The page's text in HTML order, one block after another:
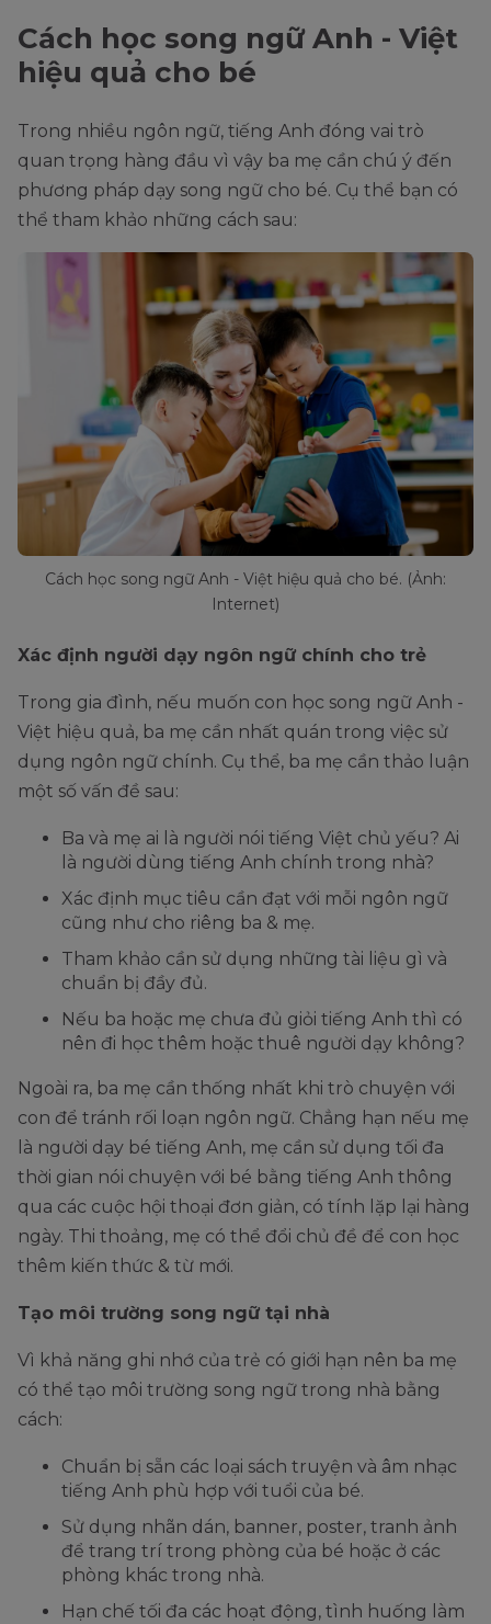
Cách học song ngữ Anh - Việt
hiệu quả cho bé
Trong nhiều ngôn ngữ, tiếng Anh đóng vai trò
quan trọng hàng đầu vì vậy ba mẹ cần chú ý đến
phương pháp dạy song ngữ cho bé. Cụ thể bạn có
thể tham khảo những cách sau:
Cách học song ngữ Anh - Việt hiệu quả cho bé. (Ảnh:
Internet)
Xác định người dạy ngôn ngữ chính cho trẻ
Trong gia đình, nếu muốn con học song ngữ Anh -
Việt hiệu quả, ba mẹ cần nhất quán trong việc sử
dụng ngôn ngữ chính. Cụ thể, ba mẹ cần thảo luận
một số vấn đề sau:
Ba và mẹ ai là người nói tiếng Việt chủ yếu? Ai
là người dùng tiếng Anh chính trong nhà?
Xác định mục tiêu cần đạt với mỗi ngôn ngữ
cũng như cho riêng ba & mẹ.
Tham khảo cần sử dụng những tài liệu gì và
chuẩn bị đầy đủ.
Nếu ba hoặc mẹ chưa đủ giỏi tiếng Anh thì có
nên đi học thêm hoặc thuê người dạy không?
Ngoài ra, ba mẹ cần thống nhất khi trò chuyện với
con để tránh rối loạn ngôn ngữ. Chẳng hạn nếu mẹ
là người dạy bé tiếng Anh, mẹ cần sử dụng tối đa
thời gian nói chuyện với bé bằng tiếng Anh thông
qua các cuộc hội thoại đơn giản, có tính lặp lại hàng
ngày. Thi thoảng, mẹ có thể đổi chủ đề để con học
thêm kiến thức & từ mới.
Tạo môi trường song ngữ tại nhà
Vì khả năng ghi nhớ của trẻ có giới hạn nên ba mẹ
có thể tạo môi trường song ngữ trong nhà bằng
cách:
Chuẩn bị sẵn các loại sách truyện và âm nhạc
tiếng Anh phù hợp với tuổi của bé.
Sử dụng nhãn dán, banner, poster, tranh ảnh
để trang trí trong phòng của bé hoặc ở các
phòng khác trong nhà.
Hạn chế tối đa các hoạt động, tình huống làm